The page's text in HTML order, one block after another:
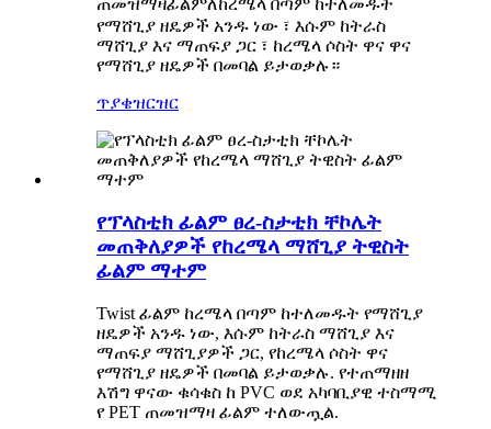
ጠመዝማዛፊልምለከረሜላ በጣም ከተለመዱት
የማሸጊያ ዘዴዎች አንዱ ነው ፣ እሱም ከትራስ
ማሸጊያ እና ማጠፍያ ጋር ፣ ከረሜላ ሶስት ዋና ዋና
የማሸጊያ ዘዴዎች በመባል ይታወቃሉ።
ጥያቄዝርዝር
የፕላስቲክ ፊልም ፀረ-ስታቲክ ቸኮሌት
መጠቅለያዎች የከረሜላ ማሸጊያ ትዊስት
ፊልም ማተም
Twist ፊልም ከረሜላ በጣም ከተለመዱት የማሸጊያ
ዘዴዎች አንዱ ነው, እሱም ከትራስ ማሸጊያ እና
ማጠፍያ ማሸጊያዎች ጋር, የከረሜላ ሶስት ዋና
የማሸጊያ ዘዴዎች በመባል ይታወቃሉ. የተጠማዘዘ
እሽግ ዋናው ቁሳቁስ ከ PVC ወደ አካባቢያዊ ተስማሚ
የ PET ጠመዝማዛ ፊልም ተለውጧል.